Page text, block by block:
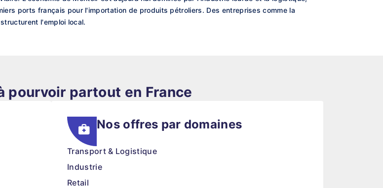
ports français pour l'importation de produits pétroliers. Des entreprises comme la
l'emploi local.
pourvoir partout en France
Nos offres par domaines
Transport & Logistique
Industrie
Retail